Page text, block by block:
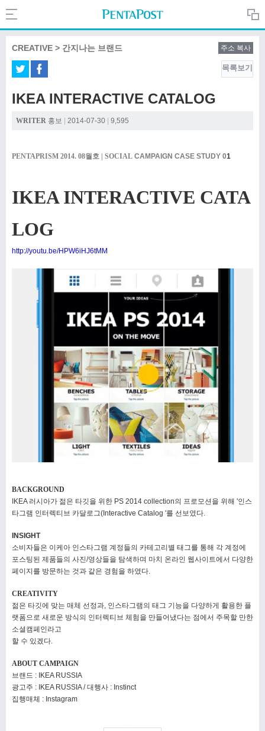
COMPANY
CULTURE
Search
PentaPost.net
CREATIVE > 간지나는 브랜드 주소 복사
목록보기
IKEA INTERACTIVE CATALOG
WRITER 홍보 2014-07-30 9,595
PENTAPRISM 2014. 08월호 | SOCIAL CAMPAIGN CASE STUDY 01
IKEA INTERACTIVE CATA
LOG
http://youtu.be/HPW6iHJ6tMM
BACKGROUND
IKEA 러시아가 젊은 타깃을 위한 PS 2014 collection의 프로모션을 위해 '인스
타그램 인터렉티브 카달로그(Interactive Catalog '를 선보였다.
INSIGHT
소비자들은 이케아 인스타그램 계정들의 카테고리별 태그를 통해 각 계정에
포스팅된 제품들의 사진/영상들을 탐색하며 마치 온라인 웹사이트에서 다양한
페이지를 방문하는 것과 같은 경험을 하였다.
CREATIVITY
젊은 타깃에 맞는 매체 선정과, 인스타그램의 태그 기능을 다양하게 활용한 플
랫폼으로 새로운 방식의 인터렉티브 체험을 만들어냈다는 점에서 주목할 만한
소셜캠페인라고
할 수 있겠다.
ABOUT CAMPAIGN
브랜드 : IKEA RUSSIA
광고주 : IKEA RUSSIA / 대행사 : Instinct
집행매체 : Instagram